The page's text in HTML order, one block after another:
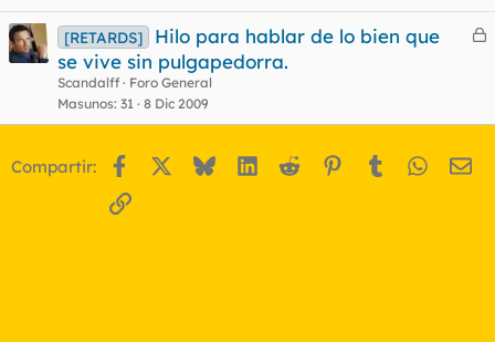
C
a
[RETARDS]
Hilo para hablar de lo bien que
se vive sin pulgapedorra.
Scandalff
Foro General
Masunos 31 8 Dic 2009
Compartir: Facebook BlueskyLinkedIn
Reddit Pinterest
Tumblr
Enlace